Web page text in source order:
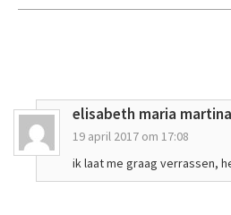
elisabeth maria martina
19 april 2017 om 17:08
ik laat me graag verrassen,